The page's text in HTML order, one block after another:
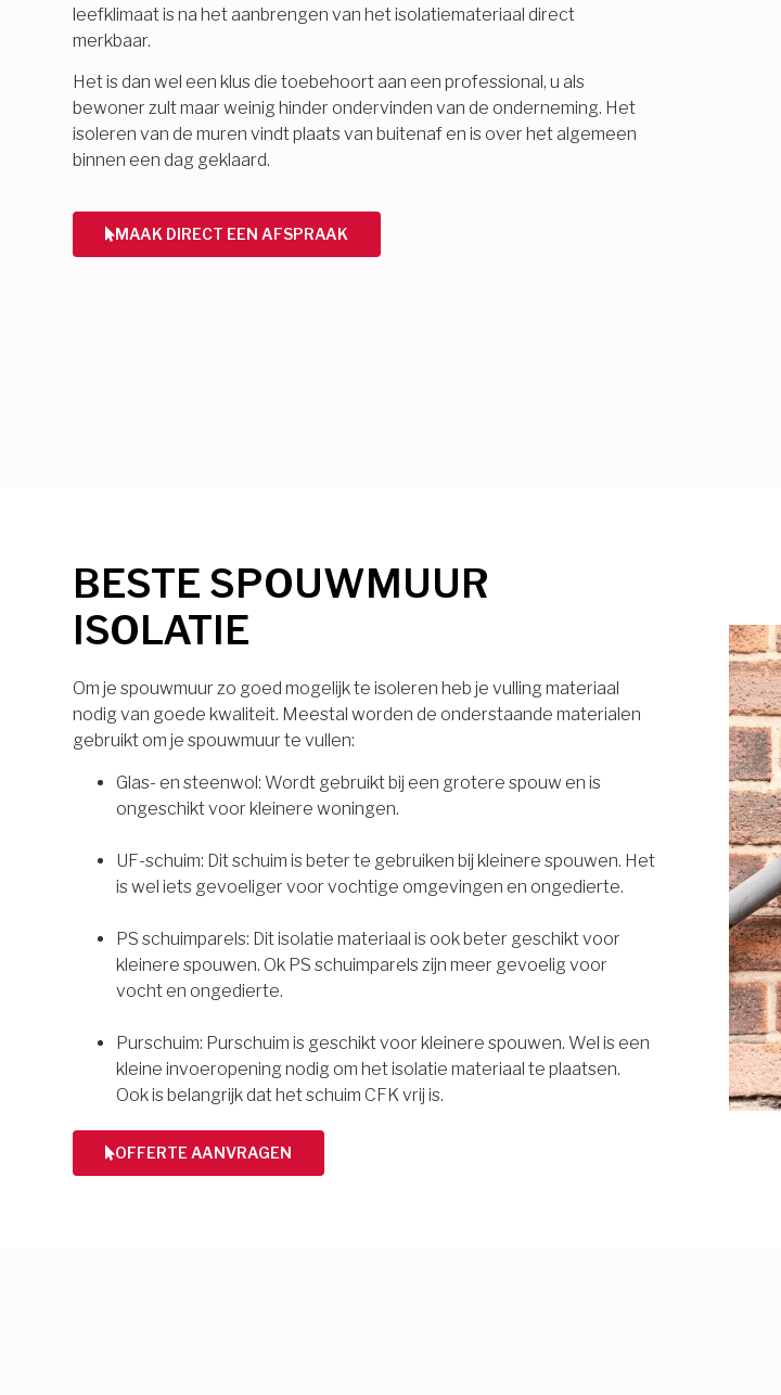
leefklimaat is na het aanbrengen van het isolatiemateriaal direct
merkbaar.
Het is dan wel een klus die toebehoort aan een professional, u als
bewoner zult maar weinig hinder ondervinden van de onderneming. Het
isoleren van de muren vindt plaats van buitenaf en is over het algemeen
binnen een dag geklaard.
MAAK DIRECT EEN AFSPRAAK
BESTE SPOUWMUUR
ISOLATIE
Om je spouwmuur zo goed mogelijk te isoleren heb je vulling materiaal
nodig van goede kwaliteit. Meestal worden de onderstaande materialen
gebruikt om je spouwmuur te vullen:
Glas- en steenwol: Wordt gebruikt bij een grotere spouw en is
ongeschikt voor kleinere woningen.
UF-schuim: Dit schuim is beter te gebruiken bij kleinere spouwen. Het
is wel iets gevoeliger voor vochtige omgevingen en ongedierte.
PS schuimparels: Dit isolatie materiaal is ook beter geschikt voor
kleinere spouwen. Ok PS schuimparels zijn meer gevoelig voor
vocht en ongedierte.
Purschuim: Purschuim is geschikt voor kleinere spouwen. Wel is een
kleine invoeropening nodig om het isolatie materiaal te plaatsen.
Ook is belangrijk dat het schuim CFK vrij is.
OFFERTE AANVRAGEN